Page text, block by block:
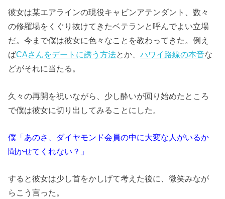
彼女は某エアラインの現役キャビンアテンダント、数々
の修羅場をくぐり抜けてきたベテランと呼んでよい立場
だ。今まで僕は彼女に色々なことを教わってきた。例え
ばCAさんをデートに誘う方法とか、ハワイ路線の本音な
どがそれに当たる。
久々の再開を祝いながら、少し酔いが回り始めたところ
で僕は彼女に切り出してみることにした。
僕「あのさ、ダイヤモンド会員の中に大変な人がいるか
聞かせてくれない？」
すると彼女は少し首をかしげて考えた後に、微笑みなが
らこう言った。